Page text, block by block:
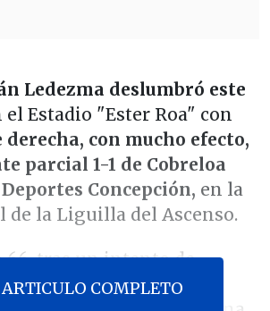
Ledezma deslumbró este
el Estadio "Ester Roa" con
derecha, con mucho efecto,
parcial 1-1 de Cobreloa
Concepción, en la
de la Liguilla del Ascenso.
tras un intento de
los lilas, Ledezma
COMPLETO